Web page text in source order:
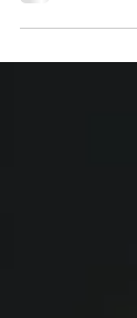
doar în spațiul